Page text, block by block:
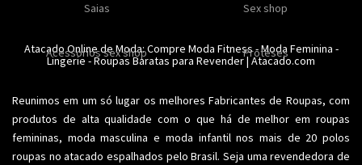
Moda fitness Moda praia
Plus size Acessórios femininos
Calcinhas Soutiens
Conjuntos Modeladores
Saias Sex shop
Acessorios sex shop Proteses
Atacado Online de Moda: Compre Moda Fitness-Moda Feminina -
Lingerie-Roupas Baratas para Revender| Atacado.com
Reunimos em um só lugar os melhoresFabricantes de Roupas, com
produtos de alta qualidade com o que há de melhor em roupas
femininas, moda masculina e moda infantil nos mais de 20 polos
roupas no atacado espalhados pelo Brasil. Seja uma revendedora de